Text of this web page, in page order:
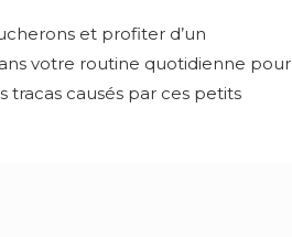
et profiter d’un
votre routine quotidienne pour
causés par ces petits